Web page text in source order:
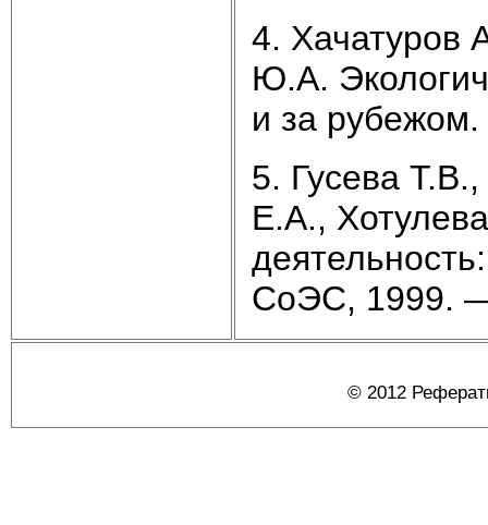
4. Хачатуров
Ю.А.
и за
5. Гусева
Е.А.,
СоЭС, 1999.
© 2012